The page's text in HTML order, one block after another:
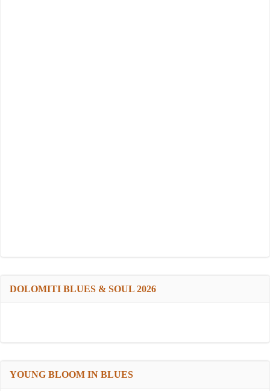
DOLOMITI BLUES & SOUL 2026
YOUNG BLOOM IN BLUES